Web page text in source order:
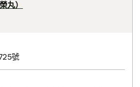
丸）
號